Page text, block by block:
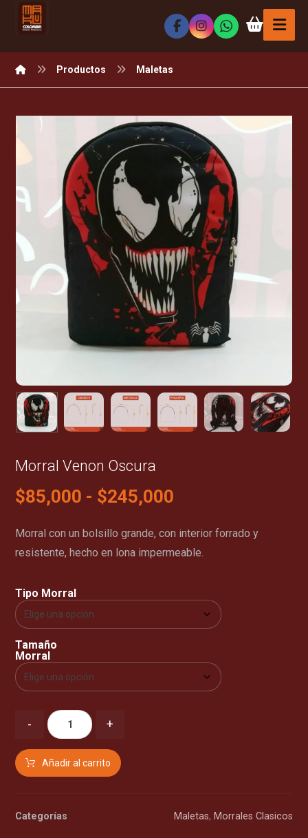
Productos Maletas
Morral Venon Oscura
$85,000 - $245,000
Morral con un bolsillo grande, con interior forrado y
resistente, hecho en lona impermeable.
Tipo Morral
Tamaño
Morral
- +
Añadir al carrito
Categorías Maletas, Morrales Clasicos